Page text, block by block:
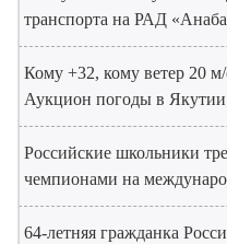
транспорта на РАД
Кому +32, кому ветер 20
Аукцион погоды в Якутии
Российские школьники
чемпионами на
64-летняя гражданка